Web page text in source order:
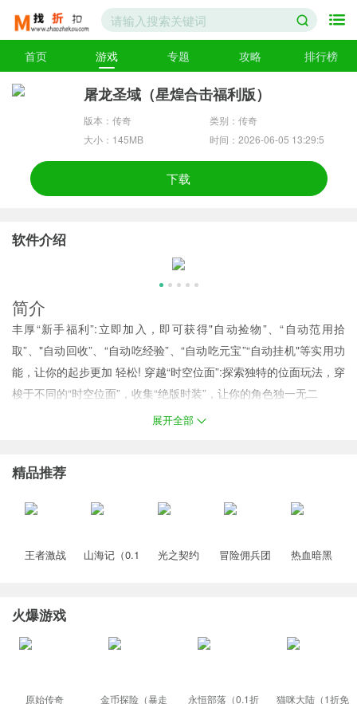
首页 游戏 专题 攻略 排行榜
屠龙圣域（星煌合击福利版）
版本：传奇
类别：传奇
大小：145MB
时间：2026-06-05 13:29:5
下载
软件介绍
简介
丰厚“新手福利”:立即加入，即可获得"自动捡物”、“自动范用拾
取”、"自动回收”、“自动吃经验”、“自动吃元宝”“自动挂机"等实用功
能，让你的起步更加 轻松! 穿越“时空位面”:探索独特的位面玩法，穿
梭于不同的“时空位面”，收集“绝版时装”，让你的角色独一无二
3.全民白嫖，各种在线奖励，首爆奖励，保值回收大额灵符
4.装备全靠打，材料全靠爆，时间等于一切，白嫖照样毕业
展开全部
精品推荐
王者激战
山海记（0.1
光之契约
冒险佣兵团
热血暗黑
火爆游戏
原始传奇
金币探险（暴走
永恒部落（0.1折
猫咪大陆（1折免